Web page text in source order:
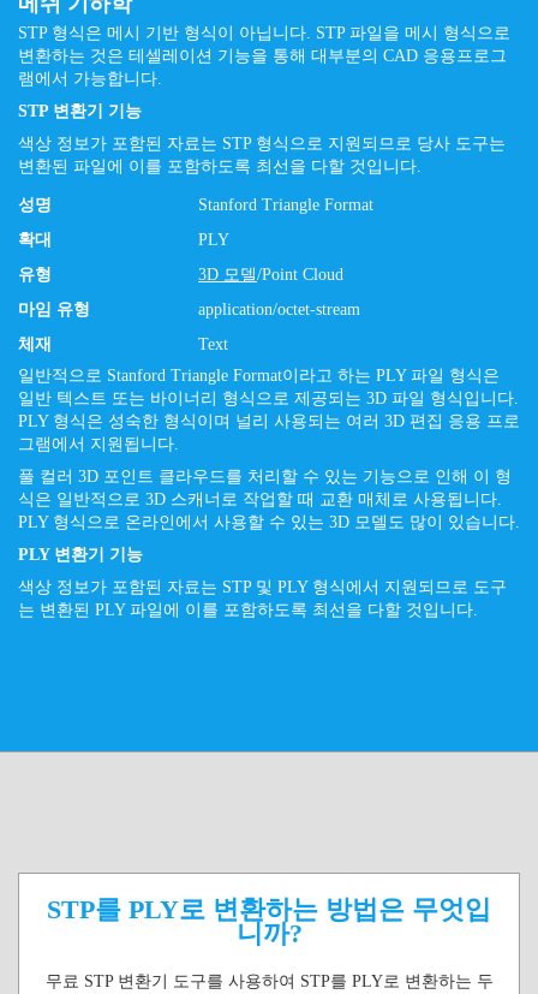
STP 형식은 메시 기반 형식이 아닙니다. STP 파일을 메시 형식으로
변환하는 것은 테셀레이션 기능을 통해 대부분의 CAD 응용프로그
램에서 가능합니다.
STP 변환기 기능
색상 정보가 포함된 자료는 STP 형식으로 지원되므로 당사 도구는
변환된 파일에 이를 포함하도록 최선을 다할 것입니다.
성명
Stanford Triangle Format
확대
PLY
유형
3D 모델/Point Cloud
마임 유형
application/octet-stream
체재
Text
일반적으로 Stanford Triangle Format이라고 하는 PLY 파일 형식은
일반 텍스트 또는 바이너리 형식으로 제공되는 3D 파일 형식입니다.
PLY 형식은 성숙한 형식이며 널리 사용되는 여러 3D 편집 응용 프로
그램에서 지원됩니다.
풀 컬러 3D 포인트 클라우드를 처리할 수 있는 기능으로 인해 이 형
식은 일반적으로 3D 스캐너로 작업할 때 교환 매체로 사용됩니다.
PLY 형식으로 온라인에서 사용할 수 있는 3D 모델도 많이 있습니다.
PLY 변환기 기능
색상 정보가 포함된 자료는 STP 및 PLY 형식에서 지원되므로 도구
는 변환된 PLY 파일에 이를 포함하도록 최선을 다할 것입니다.
STP를 PLY로 변환하는 방법은 무엇입
니까?
무료 STP 변환기 도구를 사용하여 STP를 PLY로 변환하는 두